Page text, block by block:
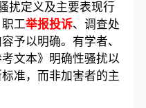
扰定义及主要表现行
工举报投诉、调查处
予以明确。有学者、
文本》明确性骚扰以
准，而非加害者的主